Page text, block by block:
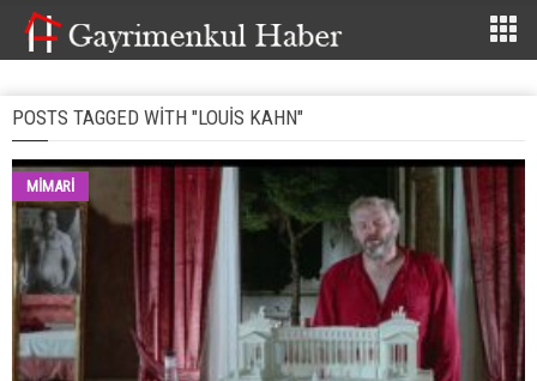
POSTS TAGGED WITH "LOUIS KAHN"
MİMARİ